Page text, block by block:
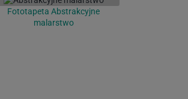
Fototapeta Abstrakcyjne
malarstwo